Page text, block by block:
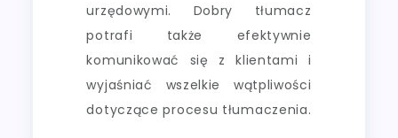
urzędowymi. Dobry tłumacz
potrafi także efektywnie
komunikować się z klientami i
wyjaśniać wszelkie wątpliwości
dotyczące procesu tłumaczenia.